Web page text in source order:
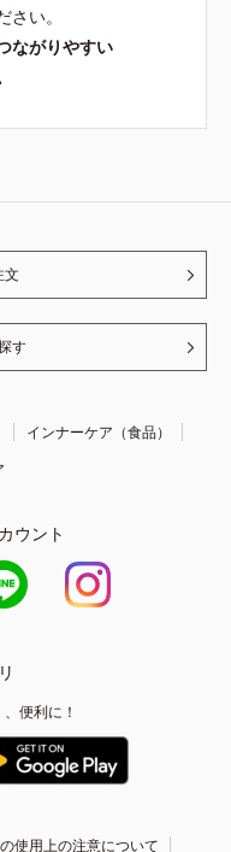
い。
ながりやすい
文
す
インナーケア（食品）
ウント
便利に！
使用上の注意について